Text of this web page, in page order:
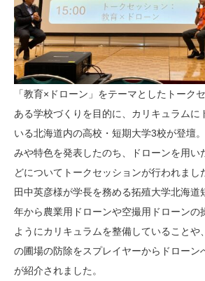
「教育×ドローン」をテーマとしたトーク
ある学校づくりを目的に、カリキュラムに
いる北海道内の高校・短期大学3校が登壇
みや特色を発表したのち、ドローンを用い
どについてトークセッションが行われまし
田中英彦様が学長を務める拓殖大学北海道
年から農業用ドローンや空撮用ドローンの
ようにカリキュラムを整備していることや
の圃場の防除をスプレイヤーからドローン
が紹介されました。